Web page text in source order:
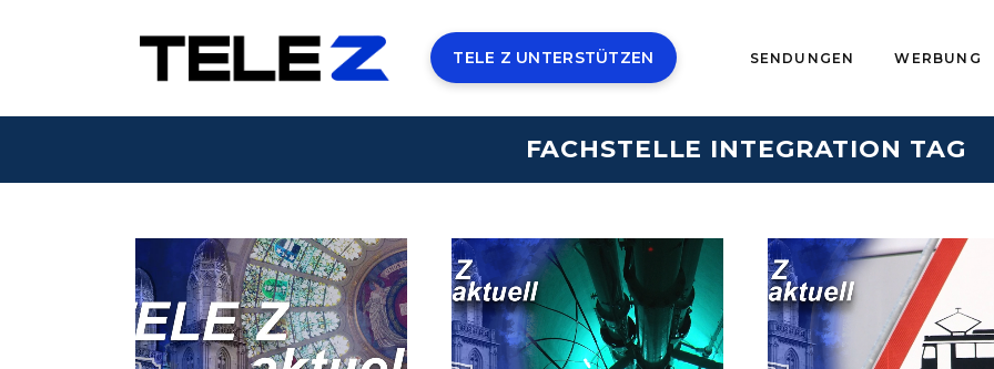
TELE Z UNTERSTÜTZEN SENDUNGEN WERBUNG
FACHSTELLE INTEGRATION TAG